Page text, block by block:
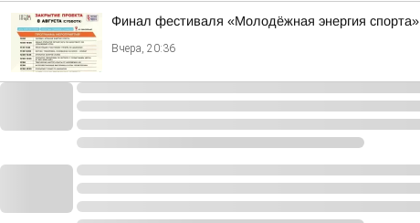
Финал фестиваля «Молодёжная энергия спорта»
Вчера, 20:36